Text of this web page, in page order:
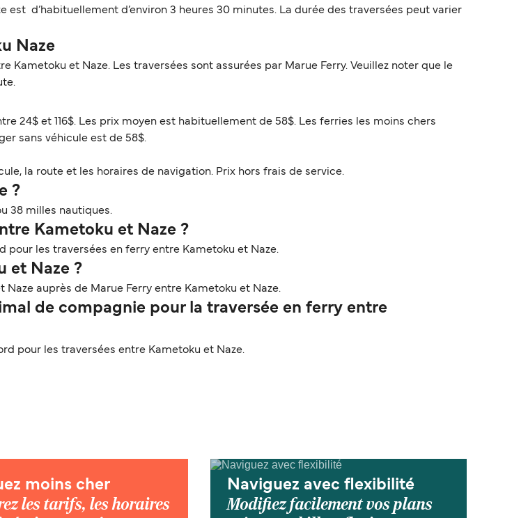
d’habituellement d’environ 3 heures 30 minutes. La durée des traversées peut varier
Naze
Kametoku et Naze. Les traversées sont assurées par Marue Ferry. Veuillez noter que le
24$ et 116$. Les prix moyen est habituellement de 58$. Les ferries les moins chers
sans véhicule est de 58$.
la route et les horaires de navigation. Prix hors frais de service.
?
38 milles nautiques.
Kametoku et Naze ?
pour les traversées en ferry entre Kametoku et Naze.
et Naze ?
auprès de Marue Ferry entre Kametoku et Naze.
de compagnie pour la traversée en ferry entre
pour les traversées entre Kametoku et Naze.
moins cher
les tarifs, les horaires
Naviguez avec flexibilité
Modifiez facilement vos plans